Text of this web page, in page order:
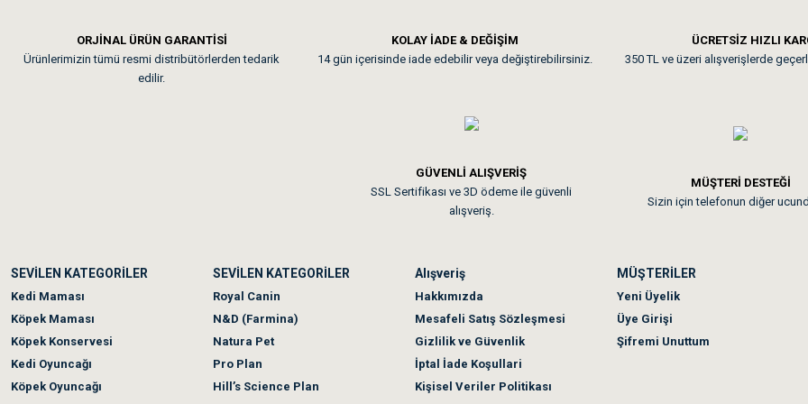
Kedilerim beğeniyorlar. Memnunuz. Uygun fiyatta olması iyi.
Akşam verdiğim sipariş bir sonraki gün elime ulaştı. Jack russell köpeğim severek yedi. Tüy
ORJİNAL ÜRÜN GARANTİSİ
Ürünlerimizin tümü resmi distribütörlerden tedarik
edilir.
KOLAY İADE & DEĞİŞİM
14 gün içerisinde iade edebilir veya değiştirebilirsiniz.
ÜCRETSİZ HIZLI
350 TL ve üzeri alışverişlerde
GÜVENLİ ALIŞVERİŞ
SSL Sertifikası ve 3D ödeme ile güvenli
alışveriş.
MÜŞTERİ DESTEĞİ
Sizin için telefonun diğer
SEVİLEN KATEGORİLER
Kedi Maması
Köpek Maması
Köpek Konservesi
Kedi Oyuncağı
Köpek Oyuncağı
SEVİLEN KATEGORİLER
Royal Canin
N&D (Farmina)
Natura Pet
Pro Plan
Hill’s Science Plan
Alışveriş
Hakkımızda
Mesafeli Satış Sözleşmesi
Gizlilik ve Güvenlik
İptal İade Koşullari
Kişisel Veriler Politikası
MÜŞTERİLER
Yeni Üyelik
Üye Girişi
Şifremi Unuttum